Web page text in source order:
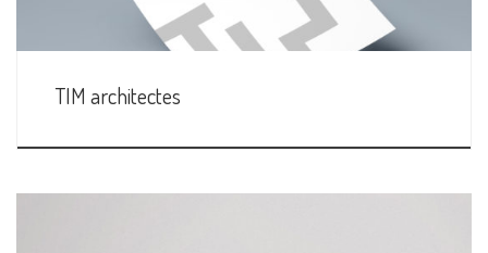
TIM architectes